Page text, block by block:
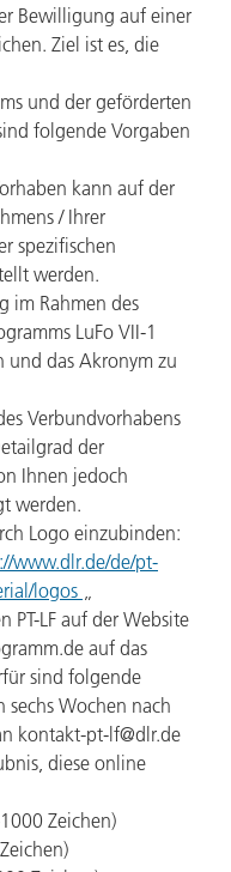
Bewilligung auf einer
Ziel ist es, die
und der geförderten
folgende Vorgaben
kann auf der
/ Ihrer
spezifischen
werden.
im Rahmen des
LuFo VII-1
und das Akronym zu
Verbundvorhabens
der
Ihnen jedoch
werden.
Logo einzubinden:
www.dlr.de/de/pt-
logos
PT-LF auf der Website
auf das
sind folgende
Wochen nach
kontakt-pt-lf@dlr.de
diese online
Zeichen)